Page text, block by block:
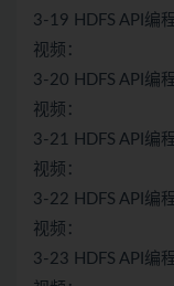
3-19 HDFS API编
视频：
3-20 HDFS API编
视频：
3-21 HDFS API编
视频：
3-22 HDFS API编
视频：
3-23 HDFS API编